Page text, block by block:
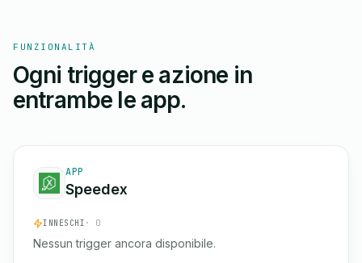
FUNZIONALITÀ
Ogni trigger e azione in
entrambe le app.
APP
Speedex
INNESCHI · 0
Nessun trigger ancora disponibile.